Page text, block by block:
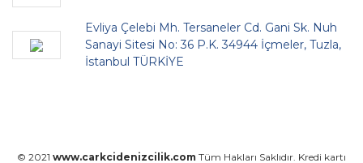
Evliya Çelebi Mh. Tersaneler Cd. Gani Sk. Nuh
Sanayi Sitesi No: 36 P.K. 34944 İçmeler, Tuzla,
İstanbul TÜRKİYE
© 2021 www.carkcidenizcilik.com Tüm Hakları Saklıdır. Kredi kartı